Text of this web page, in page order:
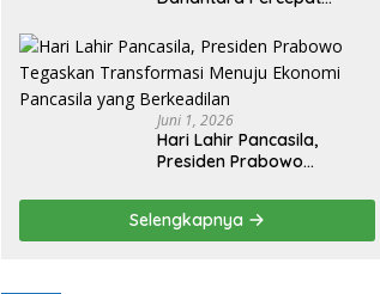
Pengembangan Sektor
Ekonomi Baru
Juni 1, 2026
Hari Lahir Pancasila,
Presiden Prabowo
Menuju Ekonomi Pancasila
yang Berkeadilan
Selengkapnya